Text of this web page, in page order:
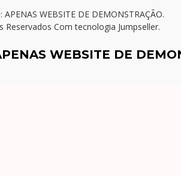
WEBSITE DE DEMONSTRAÇÃO.
Reservados Com tecnologia Jumpseller.
WEBSITE DE